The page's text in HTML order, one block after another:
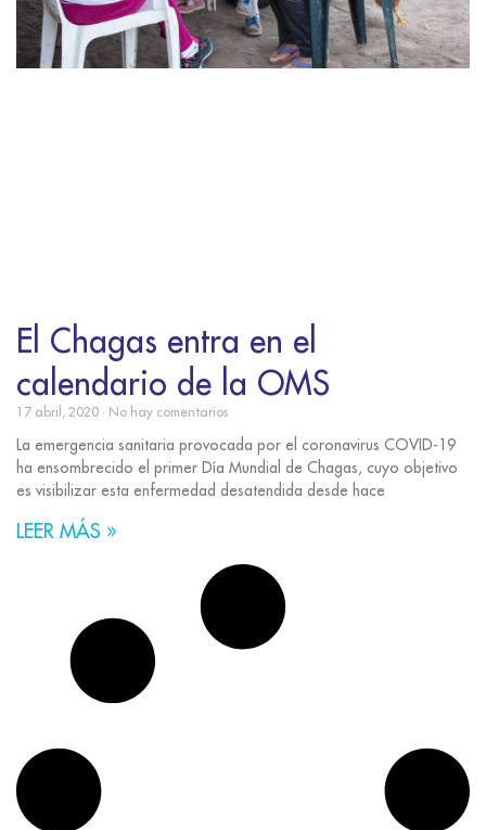
El Chagas entra en el
calendario de la OMS
17 abril, 2020 No hay comentarios
La emergencia sanitaria provocada por el coronavirus COVID-19
ha ensombrecido el primer Día Mundial de Chagas, cuyo objetivo
es visibilizar esta enfermedad desatendida desde hace
LEER MÁS »